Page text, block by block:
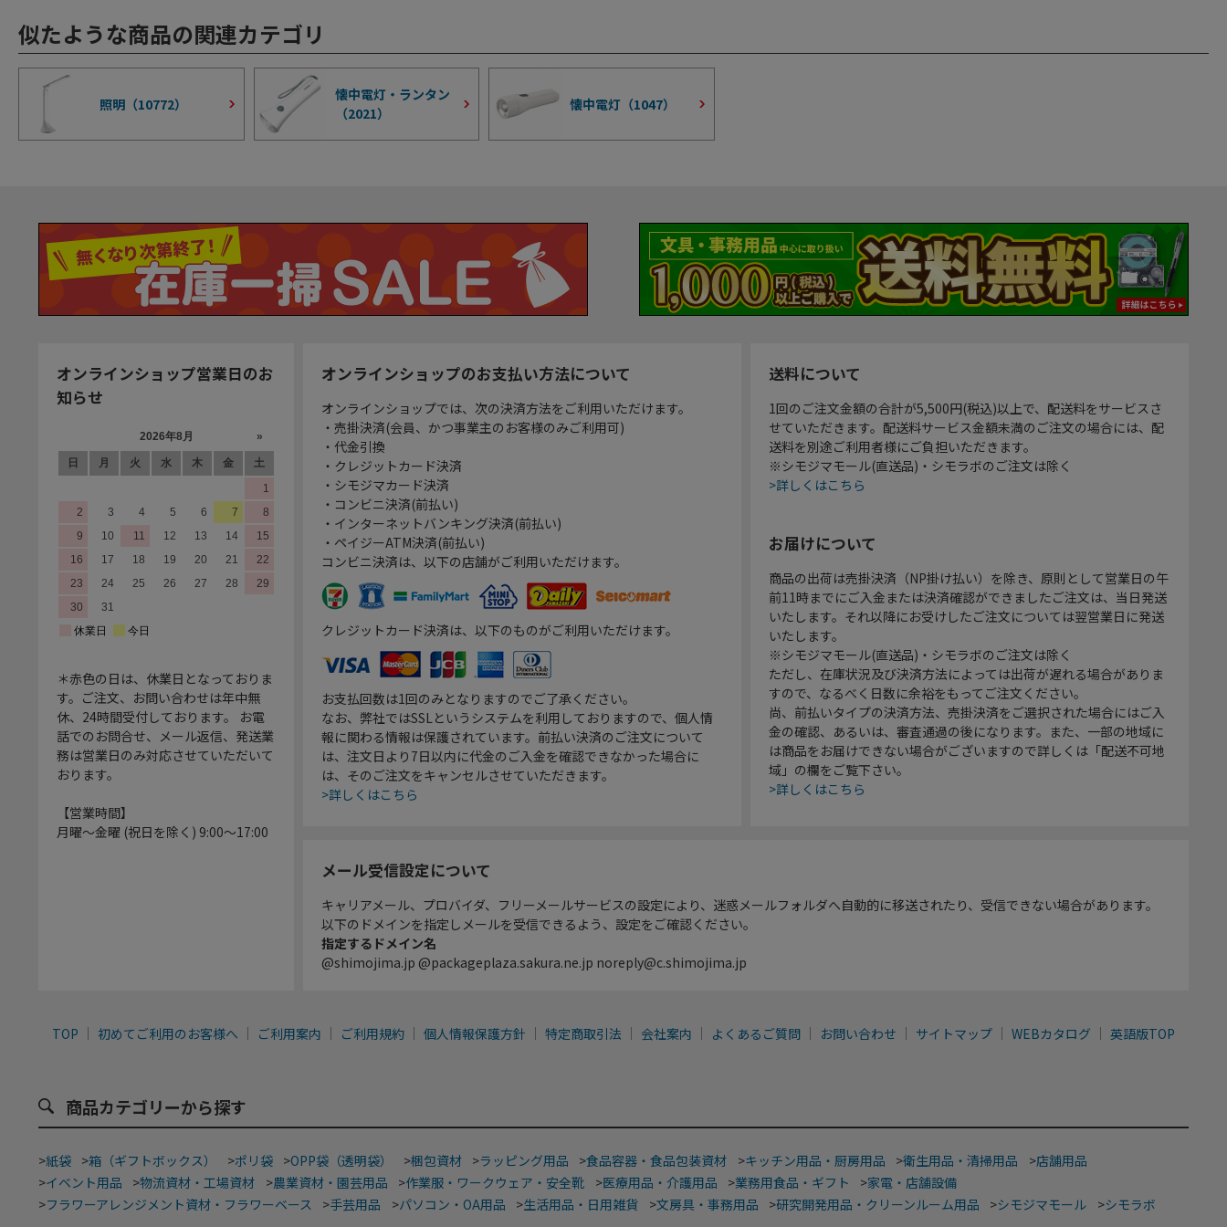
似たような商品の関連カテゴリ
照明（10772）
懐中電灯・ランタン
（2021）
懐中電灯（1047）
オンラインショップ営業日のお
知らせ
＊赤色の日は、休業日となっておりま
す。ご注文、お問い合わせは年中無
休、24時間受付しております。 お電
話でのお問合せ、メール返信、発送業
務は営業日のみ対応させていただいて
おります。
【営業時間】
月曜～金曜 (祝日を除く) 9:00～17:00
オンラインショップのお支払い方法について
オンラインショップでは、次の決済方法をご利用いただけます。
・売掛決済(会員、かつ事業主のお客様のみご利用可)
・代金引換
・クレジットカード決済
・シモジマカード決済
・コンビニ決済(前払い)
・インターネットバンキング決済(前払い)
・ペイジーATM決済(前払い)
コンビニ決済は、以下の店舗がご利用いただけます。
クレジットカード決済は、以下のものがご利用いただけます。
お支払回数は1回のみとなりますのでご了承ください。
なお、弊社ではSSLというシステムを利用しておりますので、個人情
報に関わる情報は保護されています。前払い決済のご注文について
は、注文日より7日以内に代金のご入金を確認できなかった場合に
は、そのご注文をキャンセルさせていただきます。
>詳しくはこちら
送料について
1回のご注文金額の合計が5,500円(税込)以上で、配送料をサービスさ
せていただきます。配送料サービス金額未満のご注文の場合には、配
送料を別途ご利用者様にご負担いただきます。
※シモジマモール(直送品)・シモラボのご注文は除く
>詳しくはこちら
お届けについて
商品の出荷は売掛決済（NP掛け払い）を除き、原則として営業日の午
前11時までにご入金または決済確認ができましたご注文は、当日発送
いたします。それ以降にお受けしたご注文については翌営業日に発送
いたします。
※シモジマモール(直送品)・シモラボのご注文は除く
ただし、在庫状況及び決済方法によっては出荷が遅れる場合がありま
すので、なるべく日数に余裕をもってご注文ください。
尚、前払いタイプの決済方法、売掛決済をご選択された場合にはご入
金の確認、あるいは、審査通過の後になります。また、一部の地域に
は商品をお届けできない場合がございますので詳しくは「配送不可地
域」の欄をご覧下さい。
>詳しくはこちら
メール受信設定について
キャリアメール、プロバイダ、フリーメールサービスの設定により、迷惑メールフォルダへ自動的に移送されたり、受信できない場合があります。
以下のドメインを指定しメールを受信できるよう、設定をご確認ください。
指定するドメイン名
@shimojima.jp @packageplaza.sakura.ne.jp noreply@c.shimojima.jp
TOP 初めてご利用のお客様へ ご利用案内 ご利用規約 個人情報保護方針 特定商取引法 会社案内 よくあるご質問 お問い合わせ サイトマップ WEBカタログ 英語版TOP
商品カテゴリーから探す
>紙袋 >箱（ギフトボックス） >ポリ袋 >OPP袋（透明袋） >梱包資材 >ラッピング用品 >食品容器・食品包装資材 >キッチン用品・厨房用品 >衛生用品・清掃用品 >店舗用品
>イベント用品 >物流資材・工場資材 >農業資材・園芸用品 >作業服・ワークウェア・安全靴 >医療用品・介護用品 >業務用食品・ギフト >家電・店舗設備
>フラワーアレンジメント資材・フラワーベース >手芸用品 >パソコン・OA用品 >生活用品・日用雑貨 >文房具・事務用品 >研究開発用品・クリーンルーム用品 >シモジマモール >シモラボ